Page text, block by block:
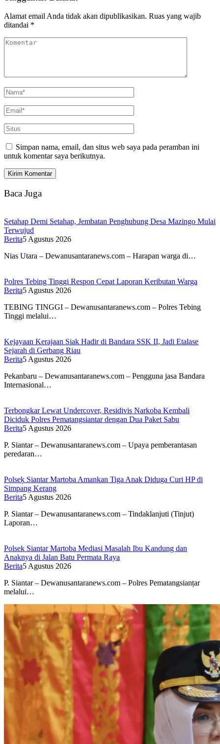
Alamat email Anda tidak akan dipublikasikan. Ruas yang wajib
ditandai *
Simpan nama, email, dan situs web saya pada peramban ini
untuk komentar saya berikutnya.
Baca Juga
Setahap Demi Setahap, Jembatan Penghubung Desa Mazingo Mulai
Terwujud
Berita5 Agustus 2026
Nias Utara – Dewanusantaranews.com – Harapan warga di…
Polres Tebing Tinggi Respon Cepat Laporan Keributan Warga
Berita5 Agustus 2026
TEBING TINGGI – Dewanusantaranews.com – Polres Tebing
Tinggi melalui…
Kejayaan Kerajaan Siak Hadir di Bandara SSK II, Jadi Etalase
Sejarah di Gerbang Riau
Berita5 Agustus 2026
Pekanbaru – Dewanusantaranews.com – Pengguna jasa Bandara
Internasional…
Terbongkar Lewat Undercover, Residivis Narkoba Kembali
Diciduk Polres Pematangsiantar dengan Dua Paket Sabu
Berita5 Agustus 2026
P. Siantar – Dewanusantaranews.com – Upaya pemberantasan
peredaran…
Polseķ Siantar Martoba Amankan Tiga Anak Diduga Curi HP di
Simpang Kerang
Berita5 Agustus 2026
P. Siantar – Dewanusantaranews.com – Tindaklanjuti (Tinjut)
Laporan…
Polsek Siantar Martoba Mediasi Masalah Ibu Kandung dan
Anaknya di Jalan Batu Permata Raya
Berita5 Agustus 2026
P. Siantar – Dewanusantaranews.com – Polres Pematangsianțar
melalui…